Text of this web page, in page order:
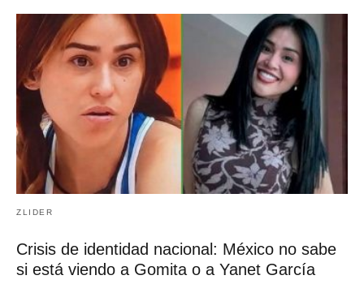
ZLIDER
Crisis de identidad nacional: México no sabe
si está viendo a Gomita o a Yanet García